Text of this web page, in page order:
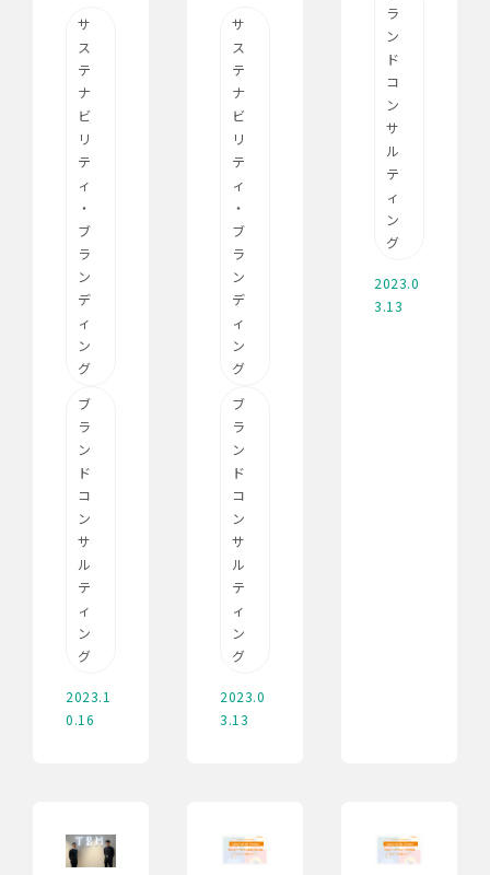
サ
ス
テ
ナ
ビ
リ
テ
ィ
・
ブ
ラ
ン
デ
ィ
ン
グ
ブ
ラ
ン
ド
コ
ン
サ
ル
テ
ィ
ン
グ
2023.1
0.16
サ
ス
テ
ナ
ビ
リ
テ
ィ
・
ブ
ラ
ン
デ
ィ
ン
グ
ブ
ラ
ン
ド
コ
ン
サ
ル
テ
ィ
ン
グ
2023.0
3.13
ラ
ン
ド
コ
ン
サ
ル
テ
ィ
ン
グ
2023.0
3.13